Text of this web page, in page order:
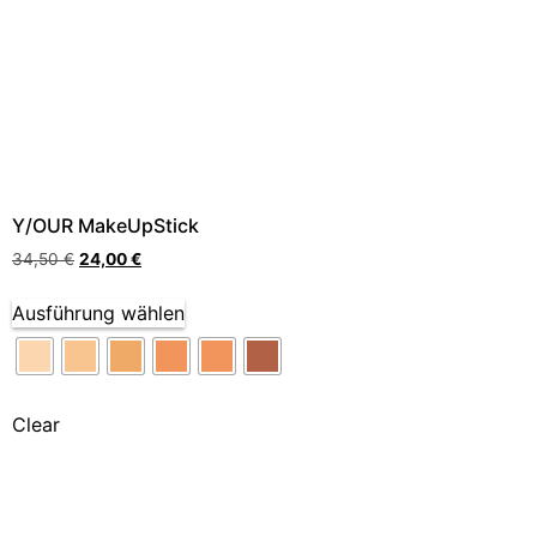
Y/OUR MakeUpStick
34,50€ 24,00€
Ausführung wählen
Clear